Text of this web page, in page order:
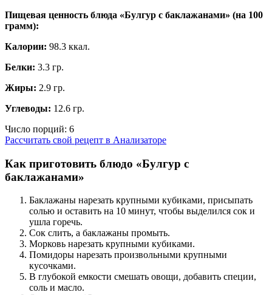
Пищевая ценность блюда «Булгур с баклажанами» (на 100
грамм):
Калории: 98.3 ккал.
Белки: 3.3 гр.
Жиры: 2.9 гр.
Углеводы: 12.6 гр.
Число порций: 6
Рассчитать свой рецепт в Анализаторе
Как приготовить блюдо «Булгур с
баклажанами»
Баклажаны нарезать крупными кубиками, присыпать
солью и оставить на 10 минут, чтобы выделился сок и
ушла горечь.
Сок слить, а баклажаны промыть.
Морковь нарезать крупными кубиками.
Помидоры нарезать произвольными крупными
кусочками.
В глубокой емкости смешать овощи, добавить специи,
соль и масло.